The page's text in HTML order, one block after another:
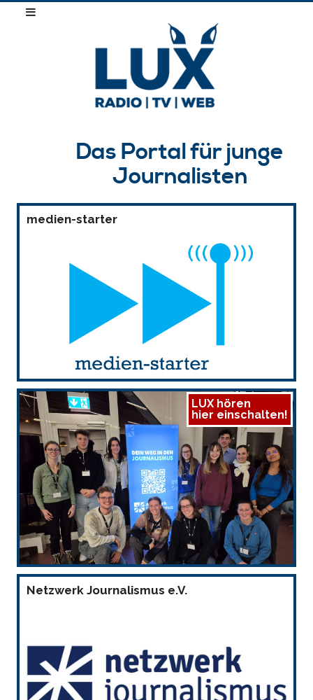
Das Portal für junge
Journalisten
medien-starter
LUX hören
hier einschalten!
Netzwerk Journalismus e.V.